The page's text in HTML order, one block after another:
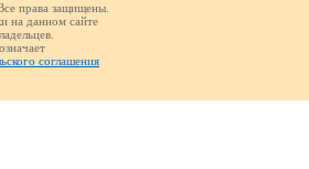
права защищены.
на данном сайте
соглашения